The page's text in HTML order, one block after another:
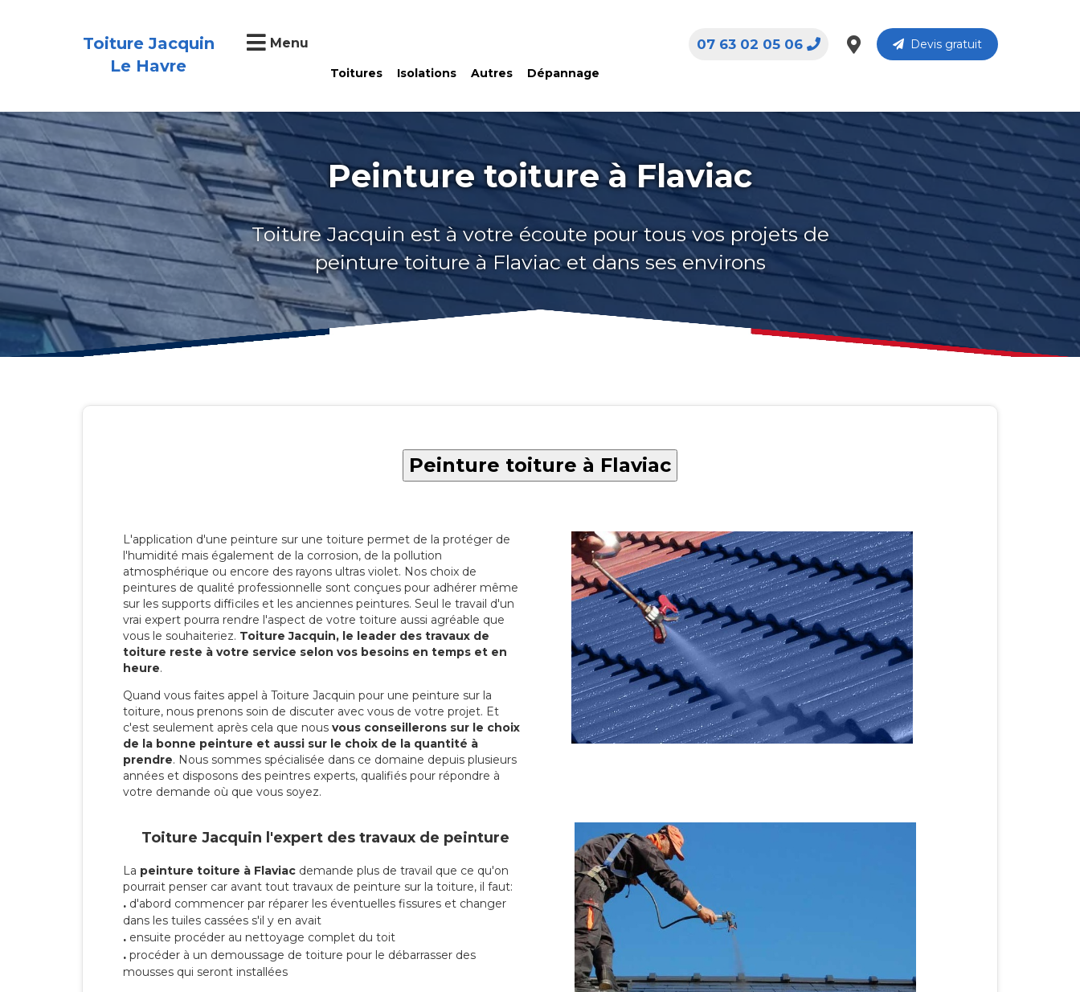
Toiture Jacquin
Le Havre
Menu
Toitures Isolations Autres Dépannage
Devis gratuit
07 63 02 05 06
Peinture toiture à Flaviac
Toiture Jacquin est à votre écoute pour tous vos projets de
peinture toiture à Flaviac et dans ses environs
Peinture toiture à Flaviac
L'application d'une peinture sur une toiture permet de la protéger de
l'humidité mais également de la corrosion, de la pollution
atmosphérique ou encore des rayons ultras violet. Nos choix de
peintures de qualité professionnelle sont conçues pour adhérer même
sur les supports difficiles et les anciennes peintures. Seul le travail d'un
vrai expert pourra rendre l'aspect de votre toiture aussi agréable que
vous le souhaiteriez. Toiture Jacquin, le leader des travaux de
toiture reste à votre service selon vos besoins en temps et en
heure.
Quand vous faites appel à Toiture Jacquin pour une peinture sur la
toiture, nous prenons soin de discuter avec vous de votre projet. Et
c'est seulement après cela que nous vous conseillerons sur le choix
de la bonne peinture et aussi sur le choix de la quantité à
prendre. Nous sommes spécialisée dans ce domaine depuis plusieurs
années et disposons des peintres experts, qualifiés pour répondre à
votre demande où que vous soyez.
Toiture Jacquin l'expert des travaux de peinture
La peinture toiture à Flaviac demande plus de travail que ce qu'on
pourrait penser car avant tout travaux de peinture sur la toiture, il faut:
. d'abord commencer par réparer les éventuelles fissures et changer
dans les tuiles cassées s'il y en avait
. ensuite procéder au nettoyage complet du toit
. procéder à un demoussage de toiture pour le débarrasser des
mousses qui seront installées